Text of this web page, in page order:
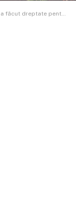
dreptate pentru pensionari